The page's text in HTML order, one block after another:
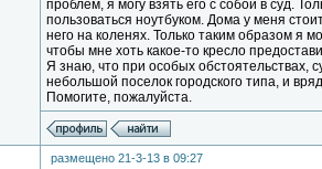
проблем, я могу взять его с собой в суд.
пользоваться ноутбуком. Дома у меня
него на коленях. Только таким образом я
чтобы мне хоть какое-то кресло
Я знаю, что при особых обстоятельствах,
небольшой поселок городского типа, и
Помогите, пожалуйста.
размещено 21-3-13 в 09:27